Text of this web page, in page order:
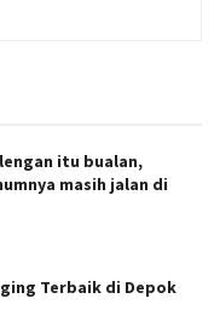
itu bualan,
masih jalan di
Terbaik di Depok